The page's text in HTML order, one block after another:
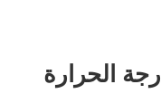
الحرارة